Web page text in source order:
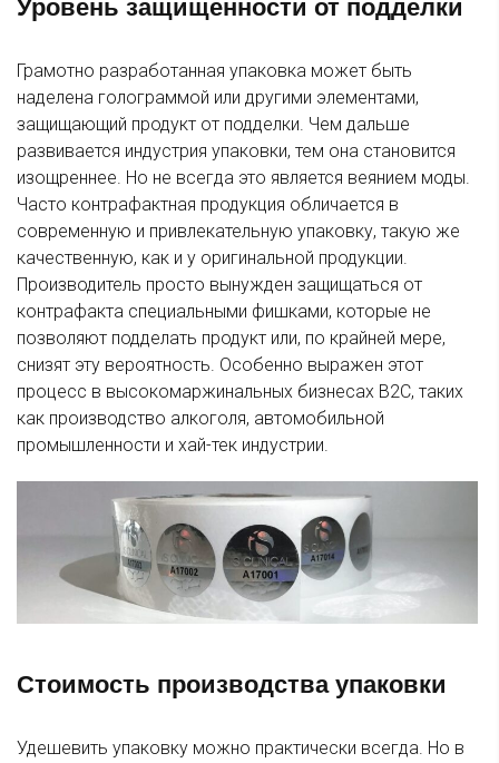
Уровень защищенности от подделки
Грамотно разработанная упаковка может быть
наделена голограммой или другими элементами,
защищающий продукт от подделки. Чем дальше
развивается индустрия упаковки, тем она становится
изощреннее. Но не всегда это является веянием моды.
Часто контрафактная продукция обличается в
современную и привлекательную упаковку, такую же
качественную, как и у оригинальной продукции.
Производитель просто вынужден защищаться от
контрафакта специальными фишками, которые не
позволяют подделать продукт или, по крайней мере,
снизят эту вероятность. Особенно выражен этот
процесс в высокомаржинальных бизнесах B2C, таких
как производство алкоголя, автомобильной
промышленности и хай-тек индустрии.
Стоимость производства упаковки
Удешевить упаковку можно практически всегда. Но в